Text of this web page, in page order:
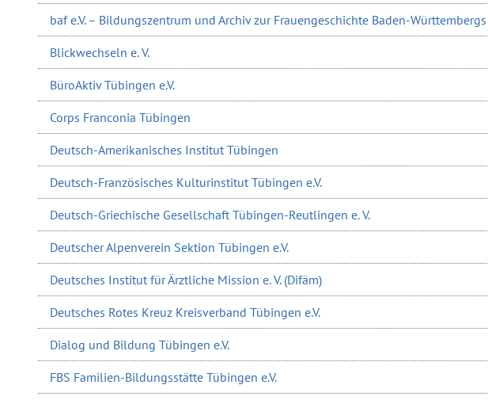
baf e.V. – Bildungszentrum und Archiv zur Frauengeschichte Baden-Württembergs
Blickwechseln e. V.
BüroAktiv Tübingen e.V.
Corps Franconia Tübingen
Deutsch-Amerikanisches Institut Tübingen
Deutsch-Französisches Kulturinstitut Tübingen e.V.
Deutsch-Griechische Gesellschaft Tübingen-Reutlingen e. V.
Deutscher Alpenverein Sektion Tübingen e.V.
Deutsches Institut für Ärztliche Mission e. V. (Difäm)
Deutsches Rotes Kreuz Kreisverband Tübingen e.V.
Dialog und Bildung Tübingen e.V.
FBS Familien-Bildungsstätte Tübingen e.V.